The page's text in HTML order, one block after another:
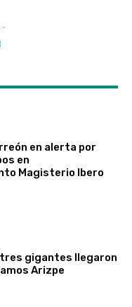
-
en alerta por
en
Magisterio Ibero
gigantes llegaron
Arizpe